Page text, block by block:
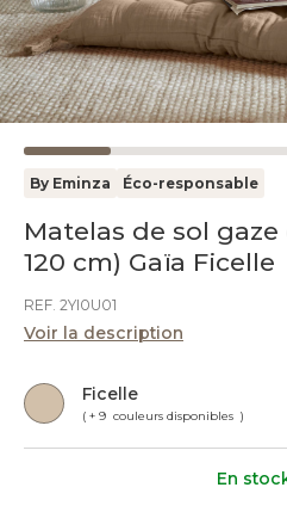
By Eminza Éco-responsable
Matelas de sol
120 cm) Gaïa Ficelle
REF. 2YI0U01
Voir la description
Ficelle
( + 9 couleurs disponibles )